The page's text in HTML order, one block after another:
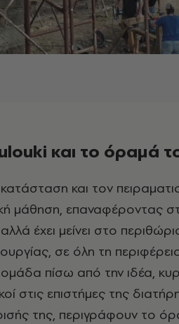
και το όραμά
μάθηση, επαναφέροντας
έχει μείνει στο
σε όλη τη
πίσω από την ιδέα,
στις επιστήμες της
της, περιγράφουν το